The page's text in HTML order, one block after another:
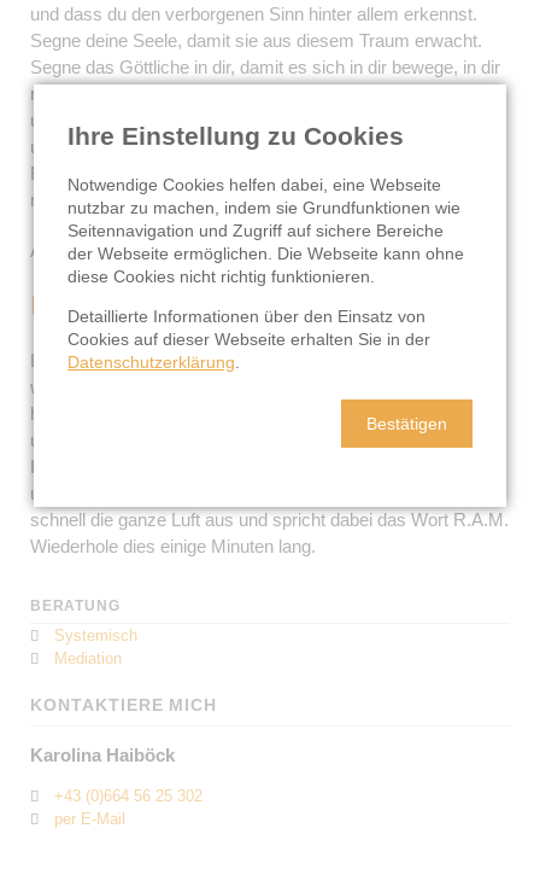
und dass du den verborgenen Sinn hinter allem erkennst.
Segne deine Seele, damit sie aus diesem Traum erwacht.
Segne das Göttliche in dir, damit es sich in dir bewege, in dir
rege, sich durch dich hindurchbewege und sich durch alles
um dich herumbewege
und dass es sich in deinem Leben zeigen möge.
Bedanke dich für dein neues Leben, noch bevor es sich
manifestiert hat.
Aus „Du bist das Placebo“ von Dr. Joe Dispenza
Der Atem der R.A.M
Lasse alle Luft aus deinen Lungen strömen, leere sie soweit
wie möglich. Dann atme langsam ein, während du die Arme
hebst. Konzentriere dich beim Einatmen auf Liebe, Frieden
und Einklang mit dem Universum.
Halte so lange wie möglich bei erhobenen Armen die Luft an
und genieße die innere und äußere Harmonie. Dann stoße
schnell die ganze Luft aus und spricht dabei das Wort R.A.M.
Wiederhole dies einige Minuten lang.
BERATUNG
Systemisch
Mediation
KONTAKTIERE MICH
Karolina Haiböck
+43 (0)664 56 25 302
per E-Mail
Ihre Einstellung zu Cookies
Notwendige Cookies helfen dabei, eine Webseite
nutzbar zu machen, indem sie Grundfunktionen wie
Seitennavigation und Zugriff auf sichere Bereiche
der Webseite ermöglichen. Die Webseite kann ohne
diese Cookies nicht richtig funktionieren.
Detaillierte Informationen über den Einsatz von
Cookies auf dieser Webseite erhalten Sie in der
Datenschutzerklärung.
Bestätigen